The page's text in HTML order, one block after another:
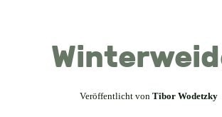
Veröffentlicht von Tibor Wodetzky